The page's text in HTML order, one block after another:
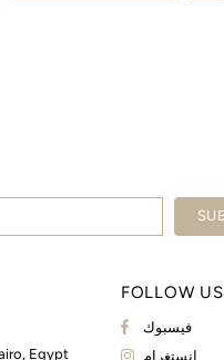
Egypt
FOLLOW US
فيسبوك
انستغرام